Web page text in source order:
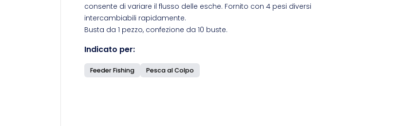
consente di variare il flusso delle esche. Fornito con 4 pesi diversi
intercambiabili rapidamente.
Busta da 1 pezzo, confezione da 10 buste.
Indicato per:
Feeder Fishing Pesca al Colpo